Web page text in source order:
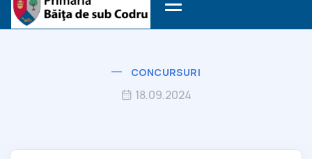
CONCURSURI
18.09.2024